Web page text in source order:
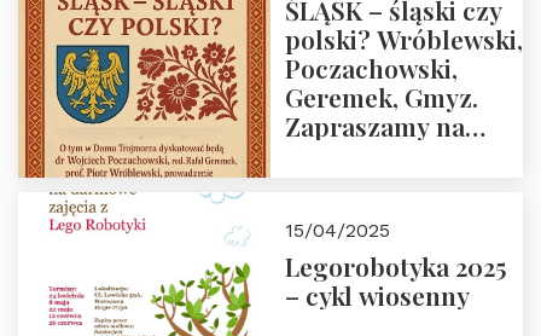
ŚLĄSK – śląski czy
polski? Wróblewski,
Poczachowski,
Geremek, Gmyz.
Zapraszamy na
Trójmorza.
15/04/2025
Legorobotyka 2025
– cykl wiosenny